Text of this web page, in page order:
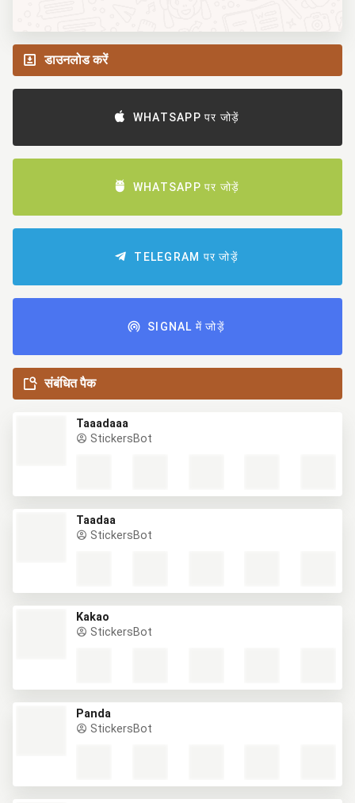
डाउनलोड करें
WHATSAPP पर जोड़ें
WHATSAPP पर जोड़ें
TELEGRAM पर जोड़ें
SIGNAL में जोड़ें
संबंधित पैक
Taaadaaa
StickersBot
Taadaa
StickersBot
Kakao
StickersBot
Panda
StickersBot